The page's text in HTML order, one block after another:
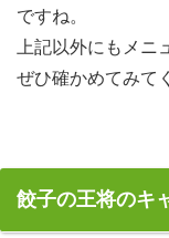
ですね。
上記以外にもメ
ぜひ確かめてみて
餃子の王将のキ